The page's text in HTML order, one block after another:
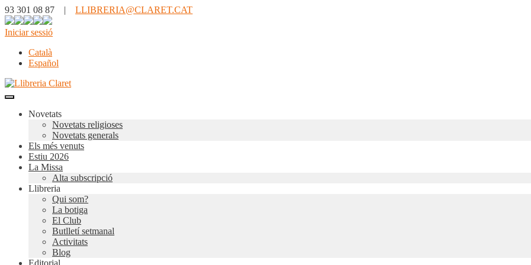
93 301 08 87 | LLIBRERIA@CLARET.CAT
Iniciar sessió
Català
Español
Novetats
Novetats religioses
Novetats generals
Els més venuts
Estiu 2026
La Missa
Alta subscripció
Llibreria
Qui som?
La botiga
El Club
Butlletí setmanal
Activitats
Blog
Editorial